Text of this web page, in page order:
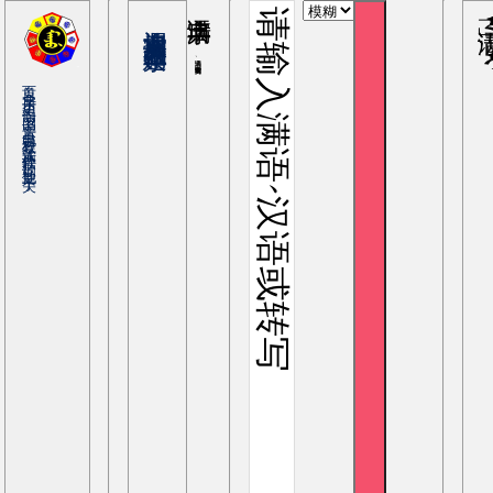
满语字典
输入满语、罗马转写或中文查询